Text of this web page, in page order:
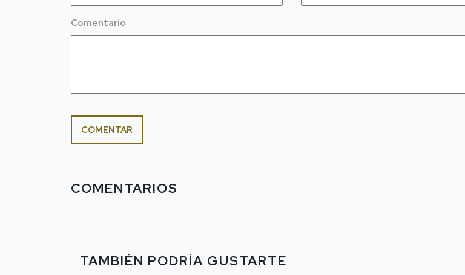
Comentario
COMENTAR
COMENTARIOS
TAMBIÉN PODRÍA GUSTARTE